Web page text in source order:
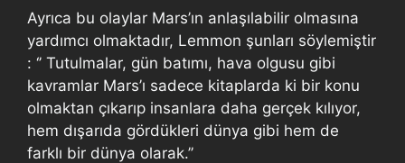
Ayrıca bu olaylar Mars’ın anlaşılabilir olmasına
yardımcı olmaktadır, Lemmon şunları söylemiştir
: ‘’ Tutulmalar, gün batımı, hava olgusu gibi
kavramlar Mars’ı sadece kitaplarda ki bir konu
olmaktan çıkarıp insanlara daha gerçek kılıyor,
hem dışarıda gördükleri dünya gibi hem de
farklı bir dünya olarak.’’